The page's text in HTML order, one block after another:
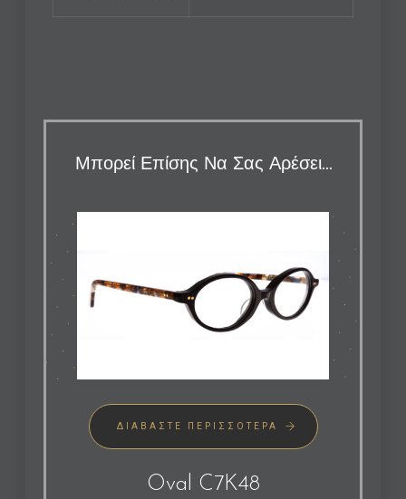
Μπορεί Επίσης Να Σας Αρέσει…
ΔΙΑΒΆΣΤΕ ΠΕΡΙΣΣΌΤΕΡΑ
Oval C7K48